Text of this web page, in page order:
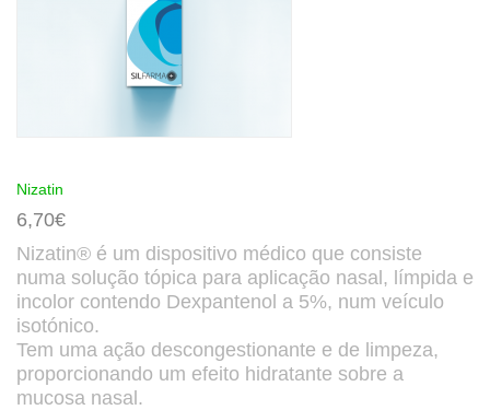
Nizatin
6,70€
Nizatin® é um dispositivo médico que consiste
numa solução tópica para aplicação nasal, límpida e
incolor contendo Dexpantenol a 5%, num veículo
isotónico.
Tem uma ação descongestionante e de limpeza,
proporcionando um efeito hidratante sobre a
mucosa nasal.